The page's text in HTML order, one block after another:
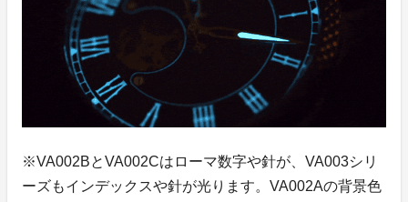
※VA002BとVA002Cはローマ数字や針が、VA003シリ
ーズもインデックスや針が光ります。VA002Aの背景色